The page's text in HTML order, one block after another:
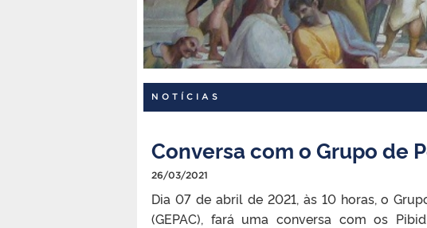
NOTÍCIAS
Conversa com o Grupo de
26/03/2021
Dia 07 de abril de 2021, às 10 horas, o
(GEPAC), fará uma conversa com os